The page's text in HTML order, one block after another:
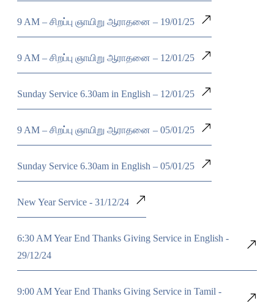
9 AM – சிறப்பு ஞாயிறு ஆராதனை – 19/01/25
9 AM – சிறப்பு ஞாயிறு ஆராதனை – 12/01/25
Sunday Service 6.30am in English – 12/01/25
9 AM – சிறப்பு ஞாயிறு ஆராதனை – 05/01/25
Sunday Service 6.30am in English – 05/01/25
New Year Service - 31/12/24
6:30 AM Year End Thanks Giving Service in English -
29/12/24
9:00 AM Year End Thanks Giving Service in Tamil -